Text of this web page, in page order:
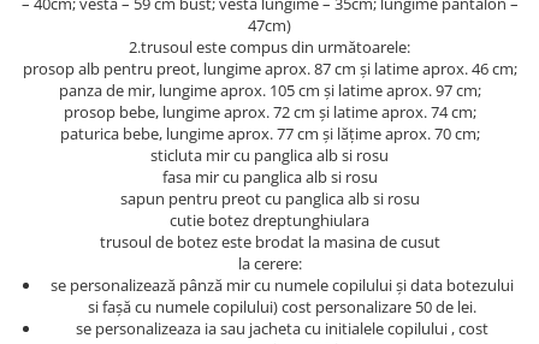
47cm)
2.trusoul este compus din următoarele:
prosop alb pentru preot, lungime aprox. 87 cm și latime aprox. 46 cm;
panza de mir, lungime aprox. 105 cm și latime aprox. 97 cm;
prosop bebe, lungime aprox. 72 cm și latime aprox. 74 cm;
paturica bebe, lungime aprox. 77 cm și lățime aprox. 70 cm;
sticluta mir cu panglica alb si rosu
fasa mir cu panglica alb si rosu
sapun pentru preot cu panglica alb si rosu
cutie botez dreptunghiulara
trusoul de botez este brodat la masina de cusut
la cerere:
se personalizează pânză mir cu numele copilului și data botezului
si fașă cu numele copilului) cost personalizare 50 de lei.
se personalizeaza ia sau jacheta cu initialele copilului , cost